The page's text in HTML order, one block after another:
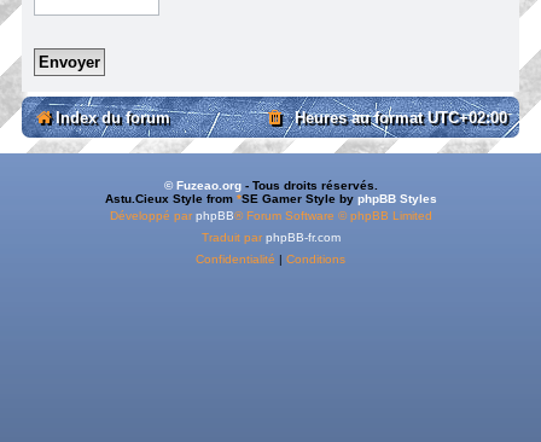
Index du forum Heures au formatUTC+02:00
© Fuzeao.org- Tous droits réservés.
Astu.Cieux Style from *SE Gamer Style by phpBB Styles
Développé par phpBB® Forum Software © phpBB Limited
Traduit par phpBB-fr.com
Confidentialité | Conditions